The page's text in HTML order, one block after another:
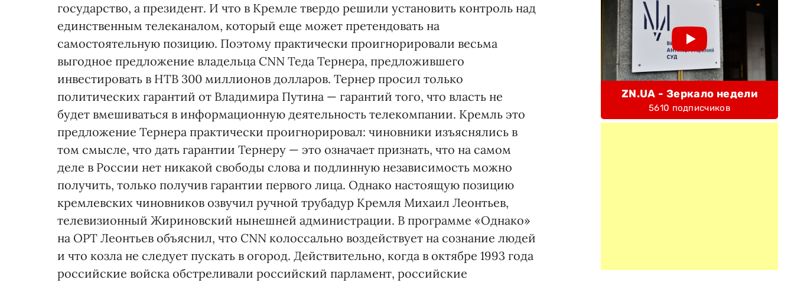
государство, а президент. И что в Кремле твердо решили установить контроль над
единственным телеканалом, который еще может претендовать на
самостоятельную позицию. Поэтому практически проигнорировали весьма
выгодное предложение владельца CNN Теда Тернера, предложившего
инвестировать в НТВ 300 миллионов долларов. Тернер просил только
политических гарантий от Владимира Путина — гарантий того, что власть не
будет вмешиваться в информационную деятельность телекомпании. Кремль это
предложение Тернера практически проигнорировал: чиновники изъяснялись в
том смысле, что дать гарантии Тернеру — это означает признать, что на самом
деле в России нет никакой свободы слова и подлинную независимость можно
получить, только получив гарантии первого лица. Однако настоящую позицию
кремлевских чиновников озвучил ручной трубадур Кремля Михаил Леонтьев,
телевизионный Жириновский нынешней администрации. В программе «Однако»
на ОРТ Леонтьев объяснил, что CNN колоссально воздействует на сознание людей
и что козла не следует пускать в огород. Действительно, когда в октябре 1993 года
российские войска обстреливали российский парламент, российские
ZN.UA - Зеркало недели
5610 подписчиков